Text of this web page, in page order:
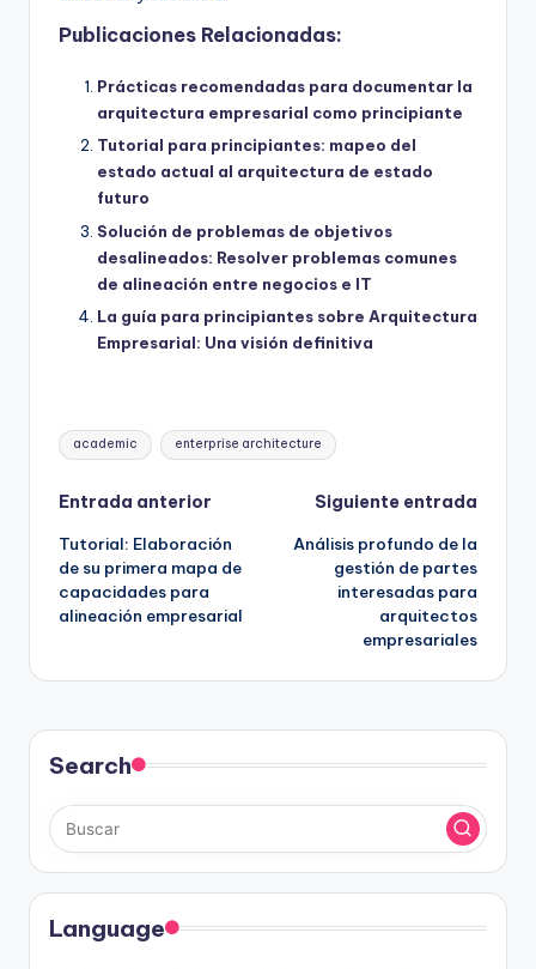
Publicaciones Relacionadas:
Prácticas recomendadas para documentar la
arquitectura empresarial como principiante
Tutorial para principiantes: mapeo del
estado actual al arquitectura de estado
futuro
Solución de problemas de objetivos
desalineados: Resolver problemas comunes
de alineación entre negocios e IT
La guía para principiantes sobre Arquitectura
Empresarial: Una visión definitiva
Etiquetas:
academic enterprise architecture
Navegación
de
entradas
Entrada anterior
Tutorial: Elaboración
de su primera mapa de
capacidades para
alineación empresarial
Siguiente entrada
Análisis profundo de la
gestión de partes
interesadas para
arquitectos
empresariales
Search
Language